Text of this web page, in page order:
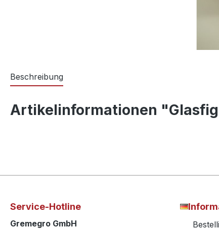
Beschreibung
Artikelinformationen
Service-Hotline
Gremegro GmbH